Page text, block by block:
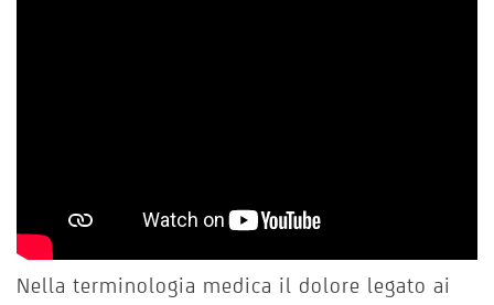
Nella terminologia medica il dolore legato ai